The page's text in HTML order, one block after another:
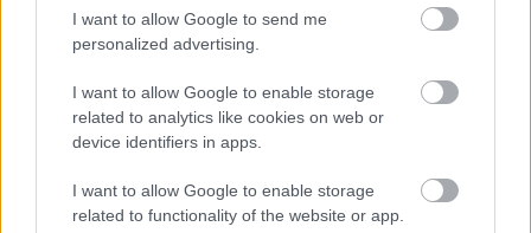
I want to allow Google to send me
personalized advertising.
I want to allow Google to enable storage
related to analytics like cookies on web or
device identifiers in apps.
I want to allow Google to enable storage
related to functionality of the website or app.
Νέος σχεδιασμός καταλύτη βελτιώνει
την παραγωγή αμμωνίας
καταστέλλοντας ανεπιθύμητες
αντιδράσεις